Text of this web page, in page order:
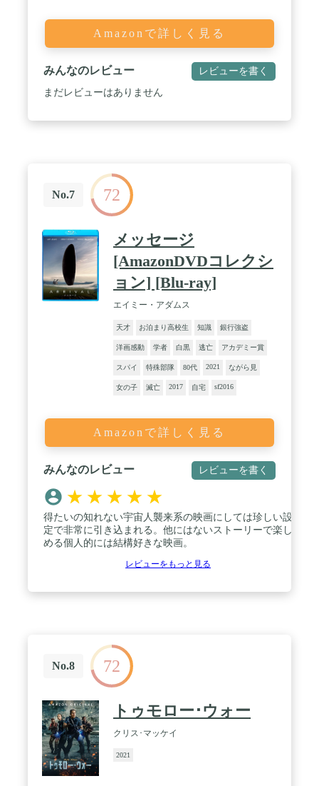
Amazonで詳しく見る
みんなのレビュー レビューを書く
まだレビューはありません
No.7 72
メッセージ
[AmazonDVDコレクシ
ョン] [Blu-ray]
エイミー・アダムス
天才 お泊まり高校生 知識 銀行強盗
洋画感動 学者 白黒 逃亡 アカデミー賞
スパイ 特殊部隊 80代 2021 ながら見
女の子 滅亡 2017 自宅 sf2016
Amazonで詳しく見る
みんなのレビュー レビューを書く
★ ★ ★ ★ ★
得たいの知れない宇宙人襲来系の映画にしては珍しい設
定で非常に引き込まれる。他にはないストーリーで楽し
める個人的には結構好きな映画。
レビューをもっと見る
No.8 72
トゥモロー･ウォー
クリス･マッケイ
2021